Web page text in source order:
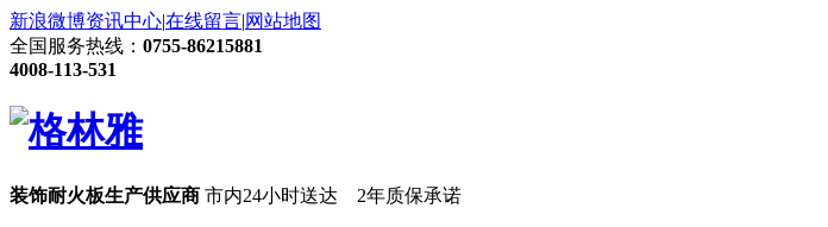
新浪微博资讯中心|在线留言|网站地图
全国服务热线： 0755-86215881
4008-113-531
装饰耐火板生产供应商 市内24小时送达 2年质保承诺